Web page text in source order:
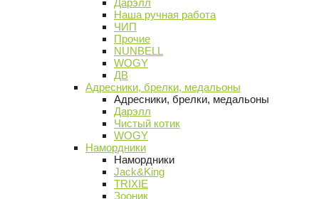
Дарэлл
Наша ручная работа
ЧИП
Прочие
NUNBELL
WOGY
ДВ
Адресники, брелки, медальоны
Адресники, брелки, медальоны
Дарэлл
Чистый котик
WOGY
Намордники
Намордники
Jack&King
TRIXIE
Зооник